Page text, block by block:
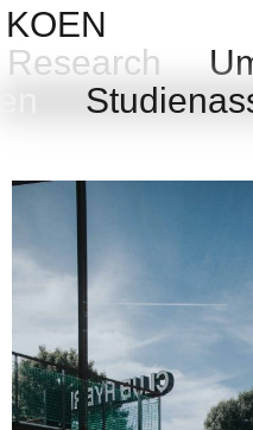
Skip
to
content
KOEN